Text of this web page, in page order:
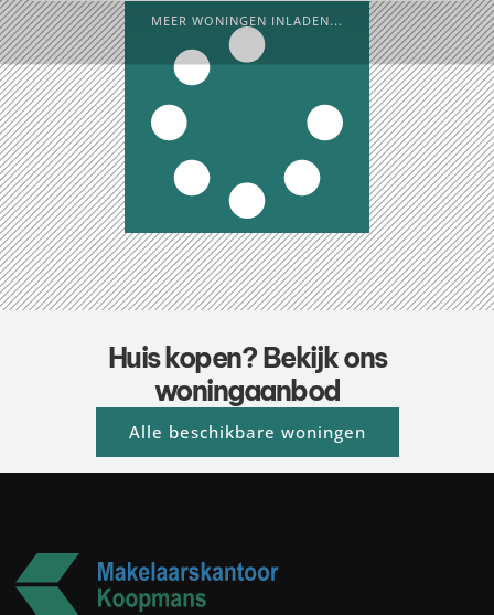
MEER WONINGEN INLADEN...
Huis kopen? Bekijk ons
woningaanbod
Alle beschikbare woningen